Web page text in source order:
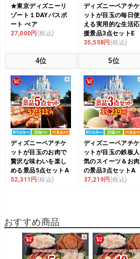
★東京ディズニーリ
ゾート１DAYパスポ
ート ぺア
27,000円 (税込)
ディズニーペアチケ
ットが目玉の毎日使
える実用的な生活応
援景品3点セットE
35,558円 (税込)
4位 5位
ディズニーペアチケ
ットが目玉のお肉で
贅沢な味わいを楽し
める景品5点セットA
52,311円 (税込)
ディズニーペアチケ
ットが目玉の鉄板人
気のスイーツ＆お肉
の景品3点セットA
37,219円 (税込)
おすすめ商品